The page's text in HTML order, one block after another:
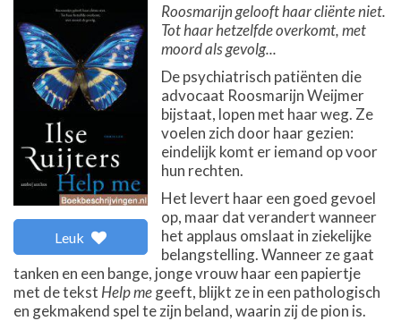
Leuk
Roosmarijn gelooft haar cliënte niet.
Tot haar hetzelfde overkomt, met
moord als gevolg...
De psychiatrisch patiënten die
advocaat Roosmarijn Weijmer
bijstaat, lopen met haar weg. Ze
voelen zich door haar gezien:
eindelijk komt er iemand op voor
hun rechten.
Het levert haar een goed gevoel
op, maar dat verandert wanneer
het applaus omslaat in ziekelijke
belangstelling. Wanneer ze gaat
tanken en een bange, jonge vrouw haar een papiertje
met de tekst Help megeeft, blijkt ze in een pathologisch
en gekmakend spel te zijn beland, waarin zij de pion is.